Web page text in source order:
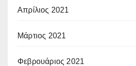
Απρίλιος 2021
Μάρτιος 2021
Φεβρουάριος 2021